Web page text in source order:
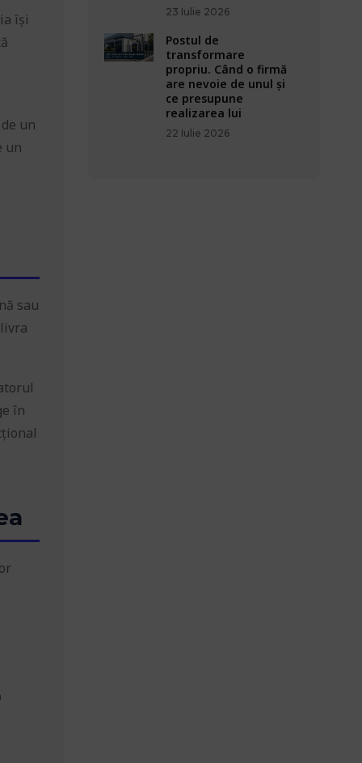
își
un
un
sau
în
23 Iulie 2026
Postul de
transformare
propriu. Când o firmă
are nevoie de unul și
ce presupune
realizarea lui
22 Iulie 2026